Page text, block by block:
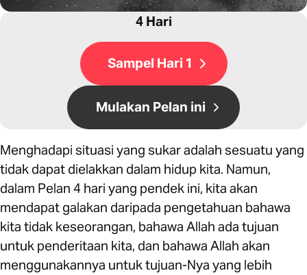
4 Hari
Sampel Hari 1
Mulakan Pelan ini
Menghadapi situasi yang sukar adalah sesuatu yang
tidak dapat dielakkan dalam hidup kita. Namun,
dalam Pelan 4 hari yang pendek ini, kita akan
mendapat galakan daripada pengetahuan bahawa
kita tidak keseorangan, bahawa Allah ada tujuan
untuk penderitaan kita, dan bahawa Allah akan
menggunakannya untuk tujuan-Nya yang lebih